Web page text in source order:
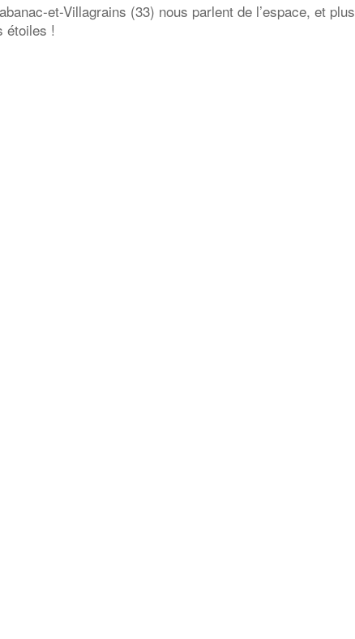
et-Villagrains (33) nous parlent de l’espace, et plus
étoiles !